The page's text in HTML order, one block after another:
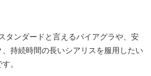
タンダードと言えるバイアグラや、安
持続時間の長いシアリスを服用したい
。